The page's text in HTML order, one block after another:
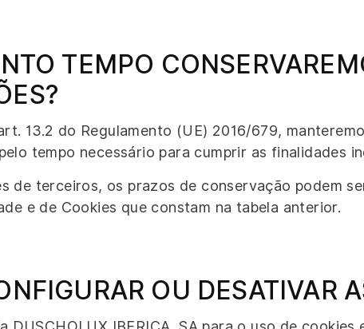
TEMPO
13.2 do Regulamento (UE) 2016/679,
tempo necessário para cumprir as finalidades
de terceiros, os prazos de conservação podem
e de Cookies que constam na tabela anterior.
OU DESATIVAR